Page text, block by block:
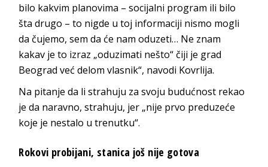
bilo kakvim planovima – socijalni program ili bilo
šta drugo – to nigde u toj informaciji nismo mogli
da čujemo, sem da će nam oduzeti… Ne znam
kakav je to izraz „oduzimati nešto“ čiji je grad
Beograd već delom vlasnik“, navodi Kovrlija.
Na pitanje da li strahuju za svoju budućnost rekao
je da naravno, strahuju, jer „nije prvo preduzeće
koje je nestalo u trenutku“.
Rokovi probijani, stanica još nije gotova